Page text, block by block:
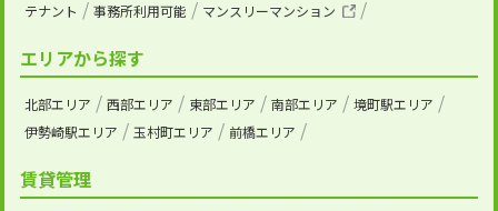
テナント
事務所利用可能 マンスリーマンション
エリアから探す
北部エリア 西部エリア 東部エリア 南部エリア
境町駅エリア
伊勢崎駅エリア
玉村町エリア 前橋エリア
賃貸管理